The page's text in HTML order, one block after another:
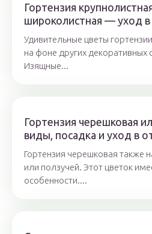
Гортензия
широколистная — уход
Удивительные цветы
на фоне других декоративных
Изящные...
Гортензия черешковая
виды, посадка и уход в
Гортензия черешковая также
или ползучей. Этот цветок
особенности....